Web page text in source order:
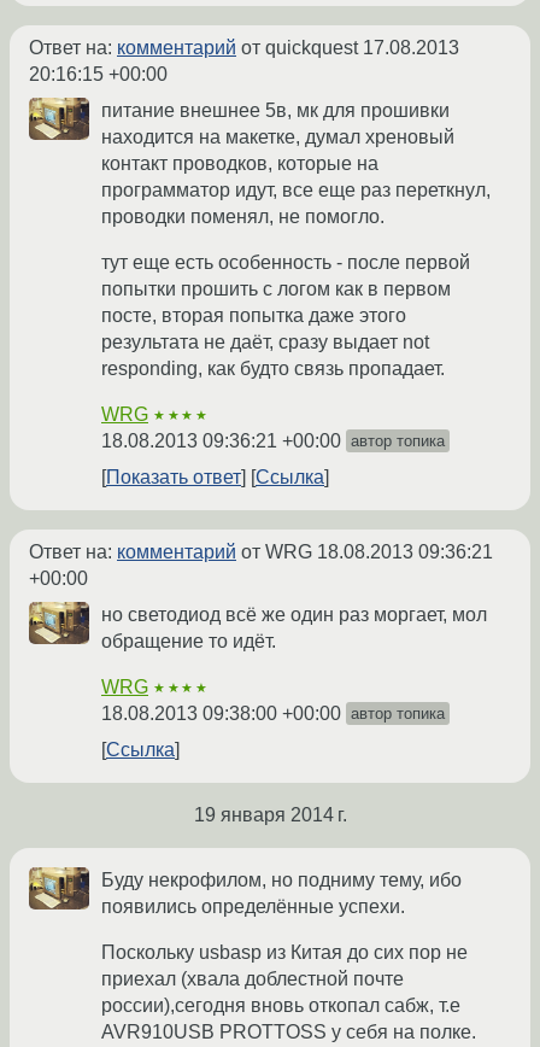
Ответ на: комментарий от quickquest 17.08.2013
20:16:15 +00:00
питание внешнее 5в, мк для прошивки
находится на макетке, думал хреновый
контакт проводков, которые на
программатор идут, все еще раз переткнул,
проводки поменял, не помогло.
тут еще есть особенность - после первой
попытки прошить с логом как в первом
посте, вторая попытка даже этого
результата не даёт, сразу выдает not
responding, как будто связь пропадает.
WRG ★★★★
18.08.2013 09:36:21 +00:00 автор топика
Показать ответ Ссылка
Ответ на: комментарий от WRG 18.08.2013 09:36:21
+00:00
но светодиод всё же один раз моргает, мол
обращение то идёт.
WRG ★★★★
18.08.2013 09:38:00 +00:00 автор топика
Ссылка
19 января 2014 г.
Буду некрофилом, но подниму тему, ибо
появились определённые успехи.
Поскольку usbasp из Китая до сих пор не
приехал (хвала доблестной почте
россии),сегодня вновь откопал сабж, т.е
AVR910USB PROTTOSS у себя на полке.